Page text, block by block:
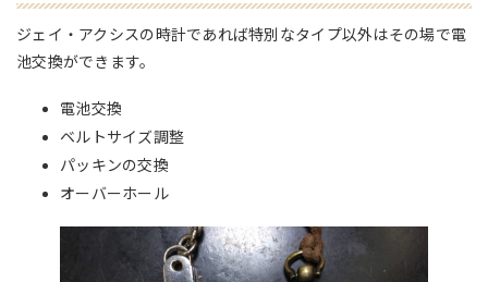
ジェイ・アクシスの時計であれば特別なタイプ以外はその場で電
池交換ができます。
電池交換
ベルトサイズ調整
パッキンの交換
オーバーホール